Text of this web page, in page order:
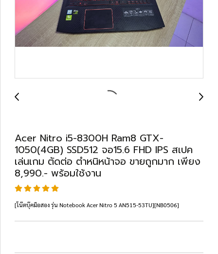
Acer Nitro i5-8300H Ram8 GTX-
1050(4GB) SSD512 จอ15.6 FHD IPS สเปค
เล่นเกม ตัดต่อ ตำหนิหน้าจอ ขายถูกมาก เพียง
8,990.- พร้อมใช้งาน
[โน๊ตบุ๊คมือสอง รุ่น Notebook Acer Nitro 5 AN515-53TU][NB0506]